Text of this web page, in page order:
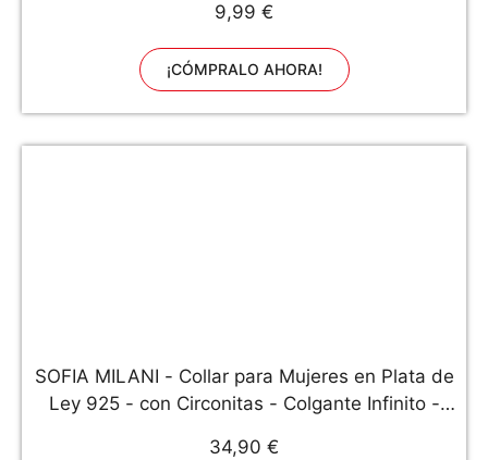
Amigos
9,99 €
¡CÓMPRALO AHORA!
SOFIA MILANI - Collar para Mujeres en Plata de
Ley 925 - con Circonitas - Colgante Infinito -
34,90 €